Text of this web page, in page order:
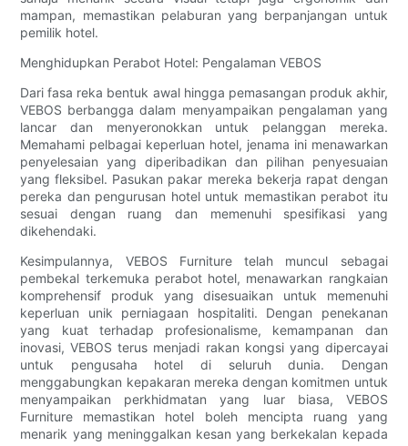
mampan, memastikan pelaburan yang berpanjangan untuk
pemilik hotel.
Menghidupkan Perabot Hotel: Pengalaman VEBOS
Dari fasa reka bentuk awal hingga pemasangan produk akhir,
VEBOS berbangga dalam menyampaikan pengalaman yang
lancar dan menyeronokkan untuk pelanggan mereka.
Memahami pelbagai keperluan hotel, jenama ini menawarkan
penyelesaian yang diperibadikan dan pilihan penyesuaian
yang fleksibel. Pasukan pakar mereka bekerja rapat dengan
pereka dan pengurusan hotel untuk memastikan perabot itu
sesuai dengan ruang dan memenuhi spesifikasi yang
dikehendaki.
Kesimpulannya, VEBOS Furniture telah muncul sebagai
pembekal terkemuka perabot hotel, menawarkan rangkaian
komprehensif produk yang disesuaikan untuk memenuhi
keperluan unik perniagaan hospitaliti. Dengan penekanan
yang kuat terhadap profesionalisme, kemampanan dan
inovasi, VEBOS terus menjadi rakan kongsi yang dipercayai
untuk pengusaha hotel di seluruh dunia. Dengan
menggabungkan kepakaran mereka dengan komitmen untuk
menyampaikan perkhidmatan yang luar biasa, VEBOS
Furniture memastikan hotel boleh mencipta ruang yang
menarik yang meninggalkan kesan yang berkekalan kepada